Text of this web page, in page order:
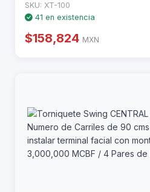
UBIQUITI
ZKTECO
SKU: XT-100
41 en existencia
$158,824 MXN